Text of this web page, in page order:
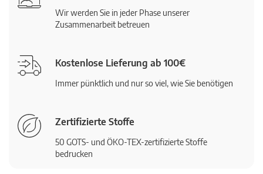
Wir werden Sie in jeder Phase unserer
Zusammenarbeit betreuen
Kostenlose Lieferung ab 100€
Immer pünktlich und nur so viel, wie Sie benötigen
Zertifizierte Stoffe
50 GOTS- und ÖKO-TEX-zertifizierte Stoffe
bedrucken